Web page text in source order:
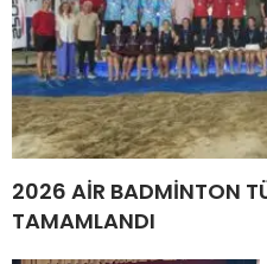
2026 AİR BADMİNTON
TAMAMLANDI